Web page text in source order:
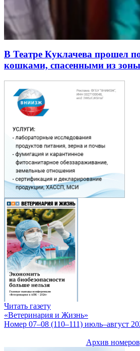
В Театре Куклачева прошел
кошками, спасенными из
Читать газету
«Ветеринария и Жизнь»
Номер 07–08 (110–111) июль–август
Архив номеров